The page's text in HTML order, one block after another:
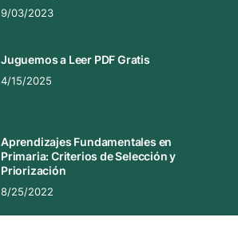
9/03/2023
Juguemos a Leer PDF Gratis
4/15/2025
Aprendizajes Fundamentales en
Primaria: Criterios de Selección y
Priorización
8/25/2022